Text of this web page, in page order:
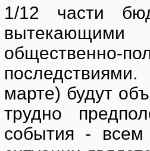
1/12 части
вытекающими
общественно-
марте) будут
трудно
события - всем